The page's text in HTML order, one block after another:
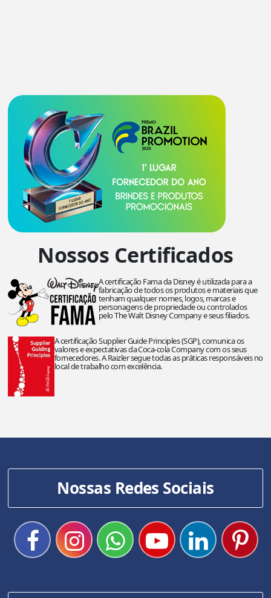
Nossos Certificados
A certificação Fama da Disney é utilizada para a
fabricação de todos os produtos e materiais que
tenham qualquer nomes, logos, marcas e
personagens de propriedade ou controlados
pelo The Walt Disney Company e seus filiados.
A certificação Supplier Guide Principles (SGP), comunica os
valores e expectativas da Coca-cola Company com os seus
fornecedores. A Raizler segue todas as práticas responsáveis no
local de trabalho com excelência.
Nossas Redes Sociais